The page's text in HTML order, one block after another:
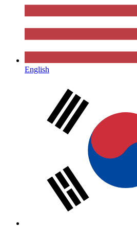
English